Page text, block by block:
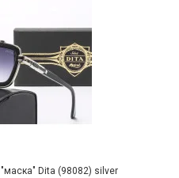
Dita (98082) silver